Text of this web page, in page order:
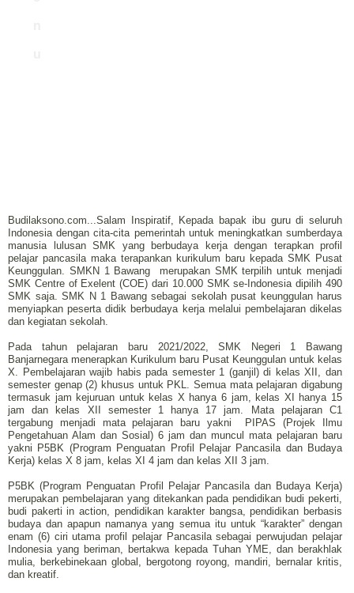
Budilaksono.com...Salam Inspiratif, Kepada bapak ibu guru di seluruh
Indonesia dengan cita-cita pemerintah untuk meningkatkan sumberdaya
manusia lulusan SMK yang berbudaya kerja dengan terapkan profil
pelajar pancasila maka terapankan kurikulum baru kepada SMK Pusat
Keunggulan. SMKN 1 Bawang merupakan SMK terpilih untuk menjadi
SMK Centre of Exelent (COE) dari 10.000 SMK se-Indonesia dipilih 490
SMK saja. SMK N 1 Bawang sebagai sekolah pusat keunggulan harus
menyiapkan peserta didik berbudaya kerja melalui pembelajaran dikelas
dan kegiatan sekolah.
Pada tahun pelajaran baru 2021/2022, SMK Negeri 1 Bawang
Banjarnegara menerapkan Kurikulum baru Pusat Keunggulan untuk kelas
X. Pembelajaran wajib habis pada semester 1 (ganjil) di kelas XII, dan
semester genap (2) khusus untuk PKL. Semua mata pelajaran digabung
termasuk jam kejuruan untuk kelas X hanya 6 jam, kelas XI hanya 15
jam dan kelas XII semester 1 hanya 17 jam. Mata pelajaran C1
tergabung menjadi mata pelajaran baru yakni
PIPAS (Projek Ilmu
Pengetahuan Alam dan Sosial) 6 jam dan muncul mata pelajaran baru
yakni P5BK (Program Penguatan Profil Pelajar Pancasila dan Budaya
Kerja) kelas X 8 jam, kelas XI 4 jam dan kelas XII 3 jam.
P5BK (Program Penguatan Profil Pelajar Pancasila dan Budaya Kerja)
merupakan pembelajaran yang ditekankan pada pendidikan budi pekerti,
budi pakerti in action, pendidikan karakter bangsa, pendidikan berbasis
budaya dan apapun namanya yang semua itu untuk “karakter” dengan
enam (6) ciri utama profil pelajar Pancasila sebagai perwujudan pelajar
Indonesia yang beriman, bertakwa kepada Tuhan YME, dan berakhlak
mulia, berkebinekaan global, bergotong royong, mandiri, bernalar kritis,
dan kreatif.